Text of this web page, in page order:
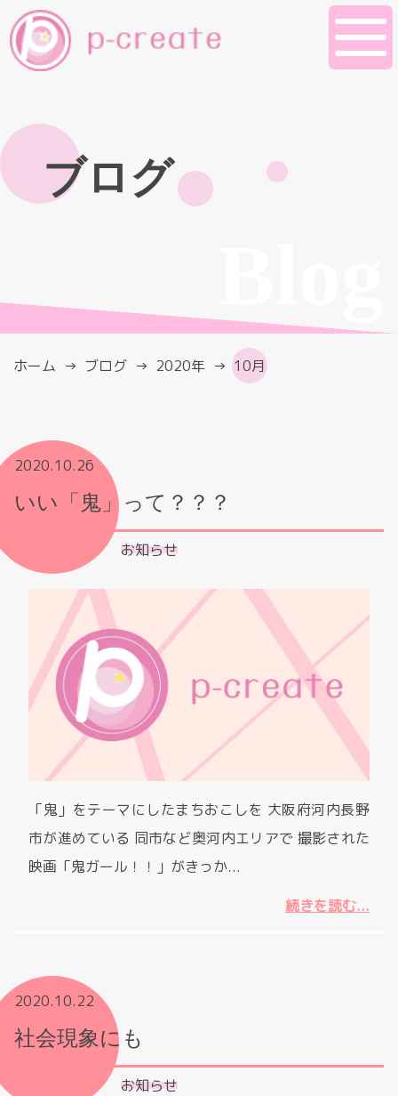
ブログ
ホーム ブログ 2020年 10月
2020.10.26
いい「鬼」って？？？
お知らせ
「鬼」をテーマにしたまちおこしを 大阪府河内長野
市が進めている 同市など奥河内エリアで 撮影された
映画「鬼ガール！！」がきっか...
続きを読む...
2020.10.22
社会現象にも
お知らせ